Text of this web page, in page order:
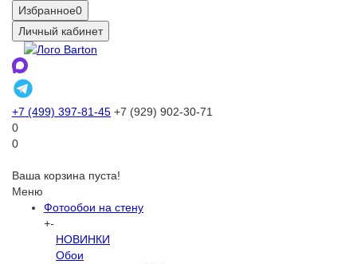
Избранное0
Личный кабинет
+7 (499) 397-81-45 +7 (929) 902-30-71
0
0
Ваша корзина пуста!
Меню
Фотообои на стену
+-
НОВИНКИ
Обои